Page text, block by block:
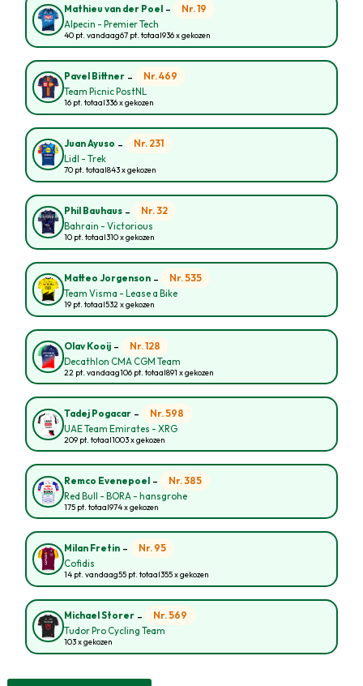
Mathieu van der Poel - Nr. 19
Alpecin - Premier Tech
40 pt. vandaag67 pt. totaal936 x gekozen
Pavel Bittner - Nr. 469
Team Picnic PostNL
16 pt. totaal336 x gekozen
Juan Ayuso - Nr. 231
Lidl - Trek
70 pt. totaal843 x gekozen
Phil Bauhaus - Nr. 32
Bahrain - Victorious
10 pt. totaal310 x gekozen
Matteo Jorgenson - Nr. 535
Team Visma - Lease a Bike
19 pt. totaal532 x gekozen
Olav Kooij - Nr. 128
Decathlon CMA CGM Team
22 pt. vandaag106 pt. totaal891 x gekozen
Tadej Pogacar - Nr. 598
UAE Team Emirates - XRG
209 pt. totaal1003 x gekozen
Remco Evenepoel - Nr. 385
Red Bull - BORA - hansgrohe
175 pt. totaal974 x gekozen
Milan Fretin - Nr. 95
Cofidis
14 pt. vandaag55 pt. totaal355 x gekozen
Michael Storer - Nr. 569
Tudor Pro Cycling Team
103 x gekozen